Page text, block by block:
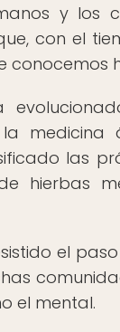
y los
con el
conocemos
las
hierbas
el
el mental.